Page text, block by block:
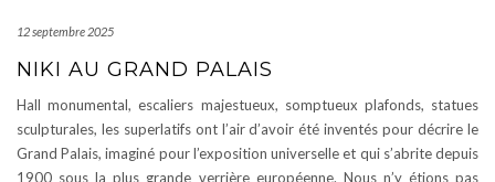
12 septembre 2025
NIKI AU GRAND PALAIS
Hall monumental, escaliers majestueux, somptueux plafonds, statues
sculpturales, les superlatifs ont l’air d’avoir été inventés pour décrire le
Grand Palais, imaginé pour l’exposition universelle et qui s’abrite depuis
1900 sous la plus grande verrière européenne. Nous n’y étions pas